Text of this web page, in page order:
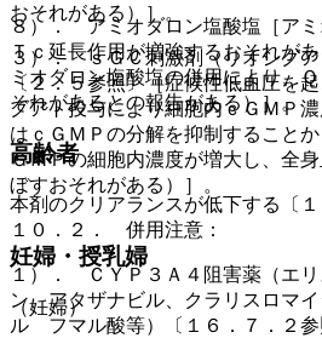
８）． アミオダロン塩酸塩［アミ
Ｔｃ延長作用が増強するおそれが
ミオダロン塩酸塩の併用により、
それがあるとの報告がある）］。
高齢者
本剤のクリアランスが低下する〔１
妊婦・授乳婦
（妊婦）
おそれがある）］。
３）． ｓＧＣ刺激剤（リオシグ
〔２．５参照〕［症候性低血圧を
グアト投与により細胞内ｃＧＭＰ
はｃＧＭＰの分解を抑制すること
ＧＭＰの細胞内濃度が増大し、全
ぼすおそれがある）］。
１０．２． 併用注意：
１）． ＣＹＰ３Ａ４阻害薬（エリ
ン、アタザナビル、クラリスロマ
ル フマル酸等）〔１６．７．２